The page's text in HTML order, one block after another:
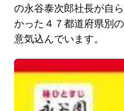
の永谷泰次郎社長が自
かった４７都道府県別
意気込んでいます。